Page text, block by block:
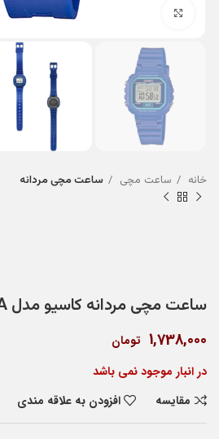
خانه ساعت مچی ساعت مچی مردانه
ساعت مچی مردانه کاسیو مدل LA-20WH-2A
1,738,000 تومان
در انبار موجود نمی باشد
مقایسه
افزودن به علاقه مندی